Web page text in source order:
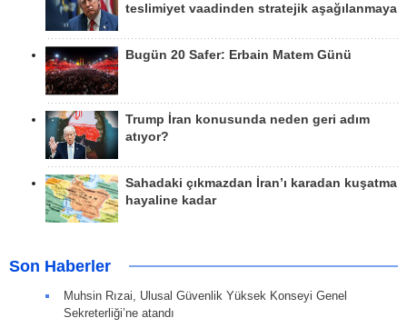
teslimiyet vaadinden stratejik aşağılanmaya
Bugün 20 Safer: Erbain Matem Günü
Trump İran konusunda neden geri adım
atıyor?
Sahadaki çıkmazdan İran’ı karadan kuşatma
hayaline kadar
Son Haberler
Muhsin Rızai, Ulusal Güvenlik Yüksek Konseyi Genel
Sekreterliği’ne atandı